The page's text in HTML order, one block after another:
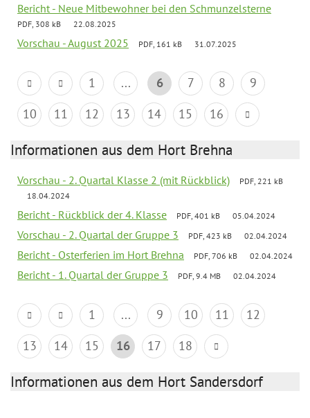
Bericht - Neue Mitbewohner bei den Schmunzelsterne
PDF, 308 kB 22.08.2025
Vorschau - August 2025 PDF, 161 kB 31.07.2025
1 ... 6 7 8
9
10
11 12 13 14 15 16
Informationen aus dem Hort Brehna
Vorschau - 2. Quartal Klasse 2 (mit Rückblick)
PDF, 221 kB
18.04.2024
Bericht - Rückblick der 4. Klasse PDF, 401 kB 05.04.2024
Vorschau - 2. Quartal der Gruppe 3 PDF, 423 kB 02.04.2024
Bericht - Osterferien im Hort Brehna PDF, 706 kB 02.04.2024
Bericht - 1. Quartal der Gruppe 3 PDF, 9.4 MB 02.04.2024
1 ... 9 10 11
12
13
14 15 16 17 18
Informationen aus dem Hort Sandersdorf